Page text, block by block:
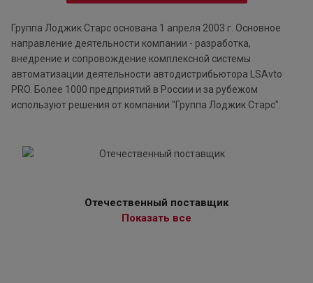
Группа Лоджик Старс основана 1 апреля 2003 г. Основное
направление деятельности компании - разработка,
внедрение и сопровождение комплексной системы
автоматизации деятельности автодистрибьютора LSAvto
PRO. Более 1000 предприятий в России и за рубежом
используют решения от компании "Группа Лоджик Старс".
Отечественный поставщик
Показать все